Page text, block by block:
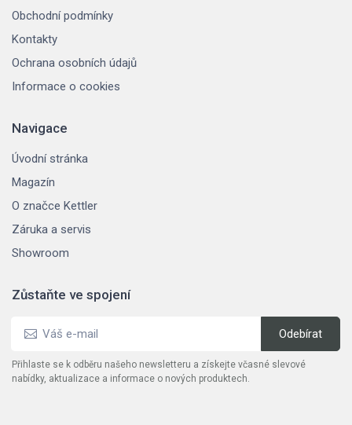
Obchodní podmínky
Kontakty
Ochrana osobních údajů
Informace o cookies
Navigace
Úvodní stránka
Magazín
O značce Kettler
Záruka a servis
Showroom
Zůstaňte ve spojení
Přihlaste se k odběru našeho newsletteru a získejte včasné slevové
nabídky, aktualizace a informace o nových produktech.